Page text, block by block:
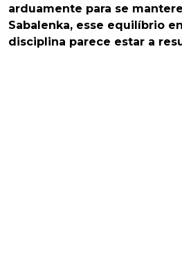
arduamente para se
Sabalenka, esse equilíbrio
disciplina parece estar a